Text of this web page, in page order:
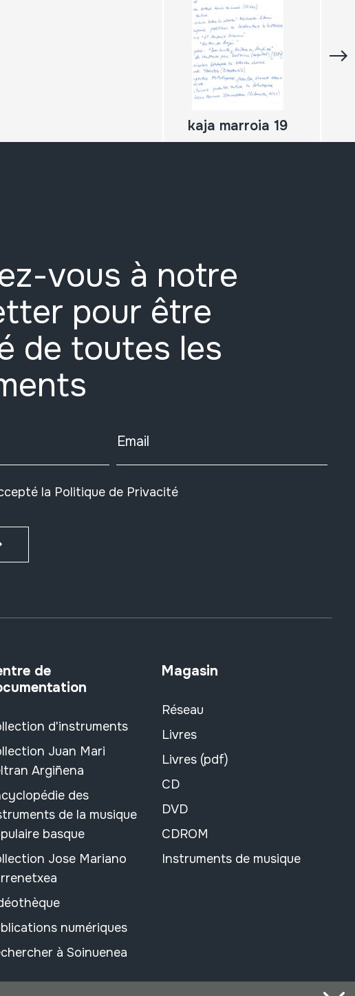
kaja marroia 19
vous à notre
pour être
de toutes les
Email
la Politique de Privacité
de
d'instruments
Juan Mari
Argiñena
des
de la musique
basque
Jose Mariano
numériques
à Soinuenea
Magasin
Réseau
Livres
Livres (pdf)
CD
DVD
CDROM
Instruments de musique